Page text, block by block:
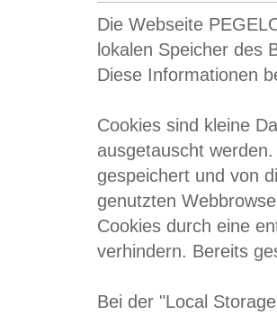
Die Webseite
lokalen Speicher des
Diese Informationen
Cookies sind kleine
ausgetauscht
gespeichert und von
genutzten
Cookies durch eine
verhindern. Bereits
Bei der "Local